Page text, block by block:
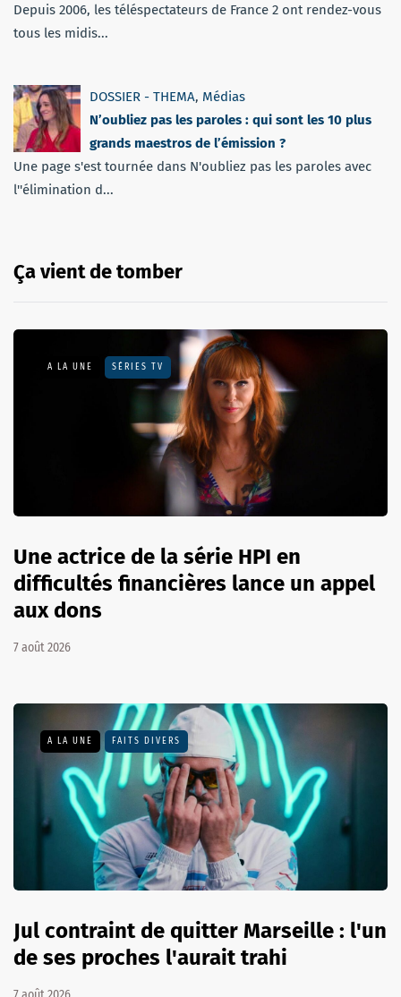
Depuis 2006, les téléspectateurs de France 2 ont rendez-vous
tous les midis...
DOSSIER - THEMA, Médias
N’oubliez pas les paroles : qui sont les 10 plus
grands maestros de l’émission ?
Une page s'est tournée dans N'oubliez pas les paroles avec
l''élimination d...
Ça vient de tomber
A LA UNE SÉRIES TV
Une actrice de la série HPI en
difficultés financières lance un appel
aux dons
7 août 2026
A LA UNE FAITS DIVERS
Jul contraint de quitter Marseille : l'un
de ses proches l'aurait trahi